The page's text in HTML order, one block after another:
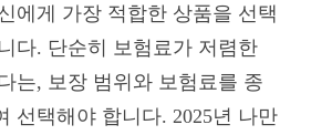
에게 가장 적합한 상품을 선택
다. 단순히 보험료가 저렴한
는, 보장 범위와 보험료를 종
선택해야 합니다. 2025년 나만